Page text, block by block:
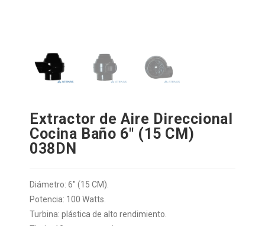
Extractor de Aire Direccional
Cocina Baño 6″ (15 CM)
038DN
Diámetro: 6″ (15 CM).
Potencia: 100 Watts.
Turbina: plástica de alto rendimiento.